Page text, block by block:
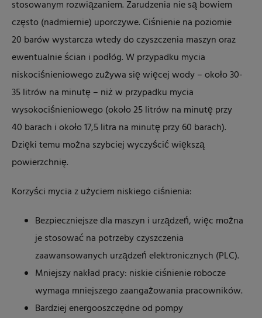
stosowanym rozwiązaniem. Zarudzenia nie są bowiem
często (nadmiernie) uporczywe. Ciśnienie na poziomie
20 barów wystarcza wtedy do czyszczenia maszyn oraz
ewentualnie ścian i podłóg. W przypadku mycia
niskociśnieniowego zużywa się więcej wody – około 30-
35 litrów na minutę – niż w przypadku mycia
wysokociśnieniowego (około 25 litrów na minutę przy
40 barach i około 17,5 litra na minutę przy 60 barach).
Dzięki temu można szybciej wyczyścić większą
powierzchnię.
Korzyści mycia z użyciem niskiego ciśnienia:
Bezpieczniejsze dla maszyn i urządzeń, więc można
je stosować na potrzeby czyszczenia
zaawansowanych urządzeń elektronicznych (PLC).
Mniejszy nakład pracy: niskie ciśnienie robocze
wymaga mniejszego zaangażowania pracowników.
Bardziej energooszczędne od pompy